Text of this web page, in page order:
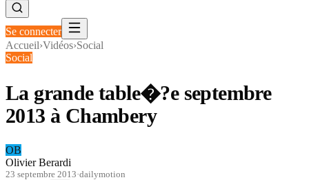
Se connecter
Accueil›Vidéos›Social
Social
La grande table�?e septembre
2013 à Chambery
OB
Olivier Berardi
23 septembre 2013·dailymotion